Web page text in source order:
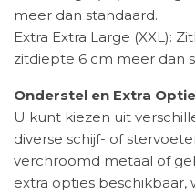
meer dan standaard.​
Extra Extra Large (XXL):
zitdiepte 6 cm meer dan
Onderstel en Extra
U kunt kiezen uit
diverse schijf- of
verchroomd metaal of
extra opties beschikbaar,